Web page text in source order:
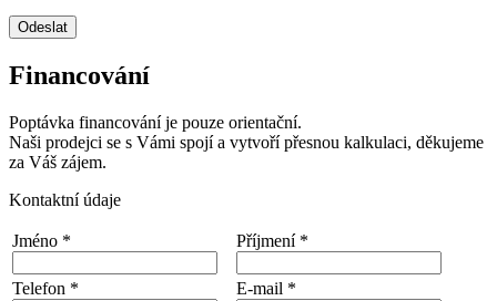
Odeslat
Financování
Poptávka financování je pouze orientační.
Naši prodejci se s Vámi spojí a vytvoří přesnou kalkulaci, děkujeme
za Váš zájem.
Kontaktní údaje
Jméno * Příjmení *
Telefon * E-mail *